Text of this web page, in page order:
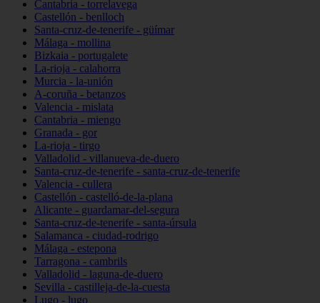
Cantabria - torrelavega
Castellón - benlloch
Santa-cruz-de-tenerife - güímar
Málaga - mollina
Bizkaia - portugalete
La-rioja - calahorra
Murcia - la-unión
A-coruña - betanzos
Valencia - mislata
Cantabria - miengo
Granada - gor
La-rioja - tirgo
Valladolid - villanueva-de-duero
Santa-cruz-de-tenerife - santa-cruz-de-tenerife
Valencia - cullera
Castellón - castelló-de-la-plana
Alicante - guardamar-del-segura
Santa-cruz-de-tenerife - santa-úrsula
Salamanca - ciudad-rodrigo
Málaga - estepona
Tarragona - cambrils
Valladolid - laguna-de-duero
Sevilla - castilleja-de-la-cuesta
Lugo - lugo